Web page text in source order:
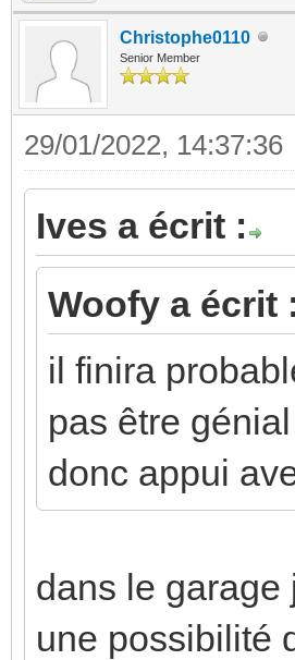
Christophe0110
Senior Member
29/01/2022, 14:37:36
Ives a écrit :
Woofy a écrit :
il finira
pas être
donc appui
dans le garage
une possibilité